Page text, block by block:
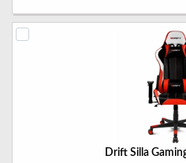
Drift Silla